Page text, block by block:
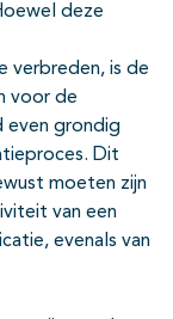
deze
verbreden, is de
voor de
grondig
Dit
moeten zijn
van een
evenals van